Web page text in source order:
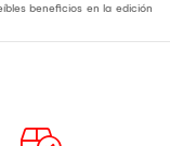
beneficios en la edición